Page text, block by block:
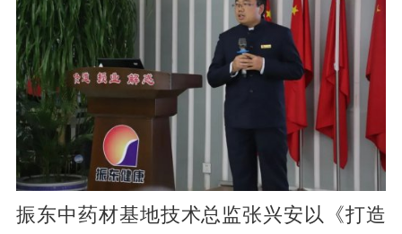
振东中药材基地技术总监张兴安以《打造